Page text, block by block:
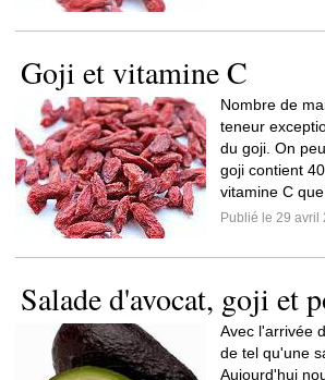
Goji et vitamine C
Nombre de
teneur
du goji. On
goji contient
vitamine C que
Publié le 29 avril
Salade d'avocat, goji et
Avec l'arrivée
de tel qu'une
Aujourd'hui